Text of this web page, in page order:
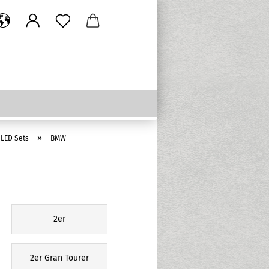
Sets » BMW
2er
2er Gran Tourer